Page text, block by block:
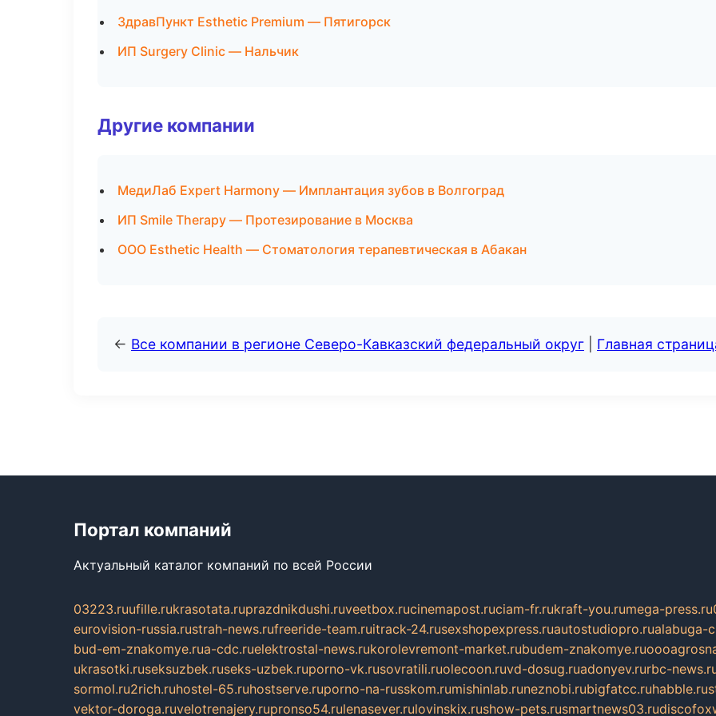
ЗдравПункт Esthetic Premium — Пятигорск
ИП Surgery Clinic — Нальчик
Другие компании
МедиЛаб Expert Harmony — Имплантация зубов в Волгоград
ИП Smile Therapy — Протезирование в Москва
ООО Esthetic Health — Стоматология терапевтическая в Абакан
← Все компании в регионе Северо-Кавказский федеральный округ Главная
Портал компаний
Актуальный каталог компаний по всей России
03223.ruufille.rukrasotata.ruprazdnikdushi.ruveetbox.rucinemapost.ruciam-fr.rukraft-you.rumega-press.ru
eurovision-russia.rustrah-news.rufreeride-team.ruitrack-24.rusexshopexpress.ruautostudiopro.rualabuga-
bud-em-znakomye.rua-cdc.ruelektrostal-news.rukorolevremont-market.rubudem-znakomye.ru
ukrasotki.ruseksuzbek.ruseks-uzbek.ruporno-vk.rusovratili.ruolecoon.ruvd-dosug.ruadonyev.rurbc-
sormol.ru2rich.ruhostel-65.ruhostserve.ruporno-na-russkom.rumishinlab.runeznobi.rubigfatcc.ruhabble.ru
vektor-doroga.ruvelotrenajery.rupronso54.rulenasever.rulovinskix.rushow-pets.rusmartnews03.ru